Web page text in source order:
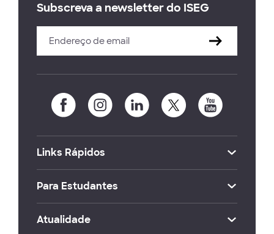
Subscreva a newsletter do ISEG
Links Rápidos
Para Estudantes
Atualidade